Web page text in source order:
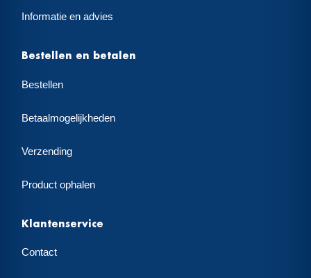
Informatie en advies
Bestellen en betalen
Bestellen
Betaalmogelijkheden
Verzending
Product ophalen
Klantenservice
Contact